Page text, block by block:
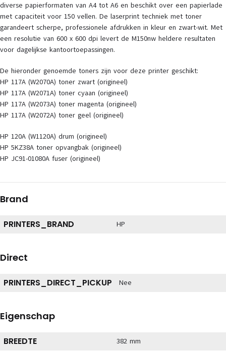
diverse papierformaten van A4 tot A6 en beschikt over een papierlade
met capaciteit voor 150 vellen. De laserprint techniek met toner
garandeert scherpe, professionele afdrukken in kleur en zwart-wit. Met
een resolutie van 600 x 600 dpi levert de M150nw heldere resultaten
voor dagelijkse kantoortoepassingen.
De hieronder genoemde toners zijn voor deze printer geschikt:
HP 117A (W2070A) toner zwart (origineel)
HP 117A (W2071A) toner cyaan (origineel)
HP 117A (W2073A) toner magenta (origineel)
HP 117A (W2072A) toner geel (origineel)
HP 120A (W1120A) drum (origineel)
HP 5KZ38A toner opvangbak (origineel)
HP JC91-01080A fuser (origineel)
Brand
PRINTERS_BRAND HP
Direct
PRINTERS_DIRECT_PICKUP Nee
Eigenschap
BREEDTE 382 mm